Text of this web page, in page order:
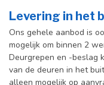
Levering in het
Ons gehele aanbod is
mogelijk om binnen 2
Deurgrepen en -beslag
van de deuren in het
alleen mogelijk op